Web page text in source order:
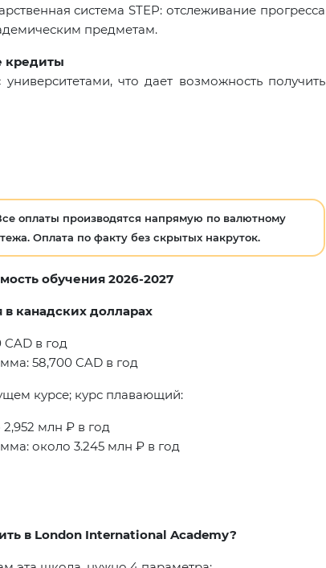
система STEP: отслеживание прогресса
предметам.
кредиты
что дает возможность получить
оплаты производятся напрямую по валютному
Оплата по факту без скрытых накруток.
обучения 2026-2027
канадских долларах
в год
58,700 CAD в год
курсе; курс плавающий:
млн ₽ в год
около 3.245 млн ₽ в год
в London International Academy?